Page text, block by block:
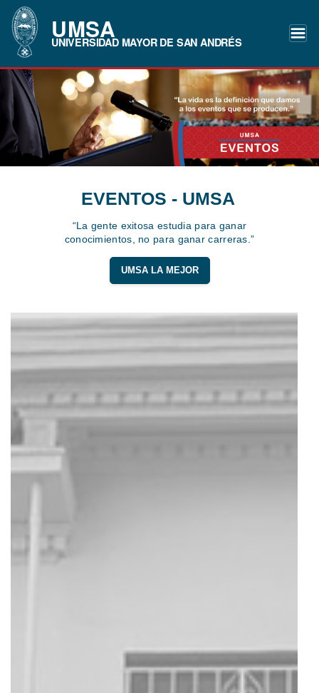
UMSA
UNIVERSIDAD MAYOR DE SAN ANDRÉS
EVENTOS - UMSA
“La gente exitosa estudia para ganar
conocimientos, no para ganar carreras.”
UMSA LA MEJOR